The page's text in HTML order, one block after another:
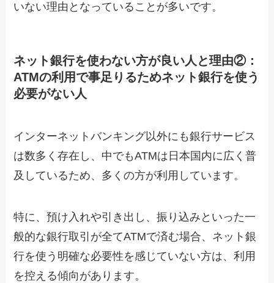
いない理由となっていることが多いです。
ネット銀行を使わない方が良い人と理由②：
ATMの利用で事足りるためネット銀行を使う
必要がない人
インターネットバンキング以外にも銀行サービス
は数多く存在し、中でもATMは日本国内に広く普
及しているため、多くの方が利用しています。
特に、預け入れや引き出し、振り込みといった一
般的な銀行取引が全てATMで済む場合、ネット銀
行を使う明確な必要性を感じていない方は、利用
を控える傾向があります。